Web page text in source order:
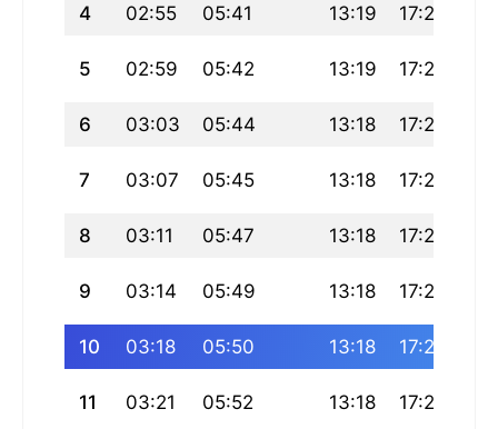
4 02:55 05:41 13:19 17:27
5 02:59 05:42 13:19 17:26
6 03:03 05:44 13:18 17:25
7 03:07 05:45 13:18 17:24
8 03:11 05:47 13:18 17:23
9 03:14 05:49 13:18 17:22
10 03:18 05:50 13:18 17:21
11 03:21 05:52 13:18 17:20